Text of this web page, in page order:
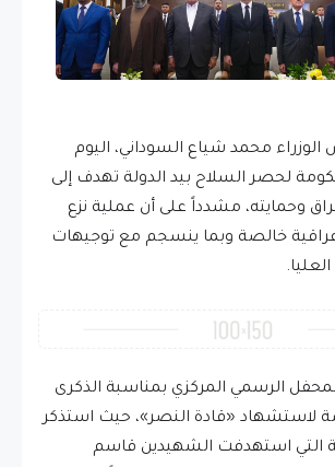
محمد شياع السوداني، اليوم
لحصر السلاح بيد الدولة تهدف إلى
وحمايته، مشدداً على أن عملية نزع
خالصة وبما ينسجم مع توجيهات
الرسمي المركزي بمناسبة الذكرى
لاستشهاد «قادة النصر»، حيث استذكر
التي استهدفت الشهيدين قاسم